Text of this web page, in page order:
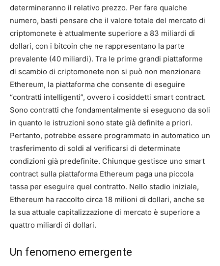
determineranno il relativo prezzo. Per fare qualche
numero, basti pensare che il valore totale del mercato di
criptomonete è attualmente superiore a 83 miliardi di
dollari, con i bitcoin che ne rappresentano la parte
prevalente (40 miliardi). Tra le prime grandi piattaforme
di scambio di criptomonete non si può non menzionare
Ethereum, la piattaforma che consente di eseguire
“contratti intelligenti”, ovvero i cosiddetti smart contract.
Sono contratti che fondamentalmente si eseguono da soli
in quanto le istruzioni sono state già definite a priori.
Pertanto, potrebbe essere programmato in automatico un
trasferimento di soldi al verificarsi di determinate
condizioni già predefinite. Chiunque gestisce uno smart
contract sulla piattaforma Ethereum paga una piccola
tassa per eseguire quel contratto. Nello stadio iniziale,
Ethereum ha raccolto circa 18 milioni di dollari, anche se
la sua attuale capitalizzazione di mercato è superiore a
quattro miliardi di dollari.
Un fenomeno emergente